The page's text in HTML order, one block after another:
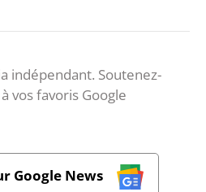
indépendant. Soutenez-
vos favoris Google
Google News